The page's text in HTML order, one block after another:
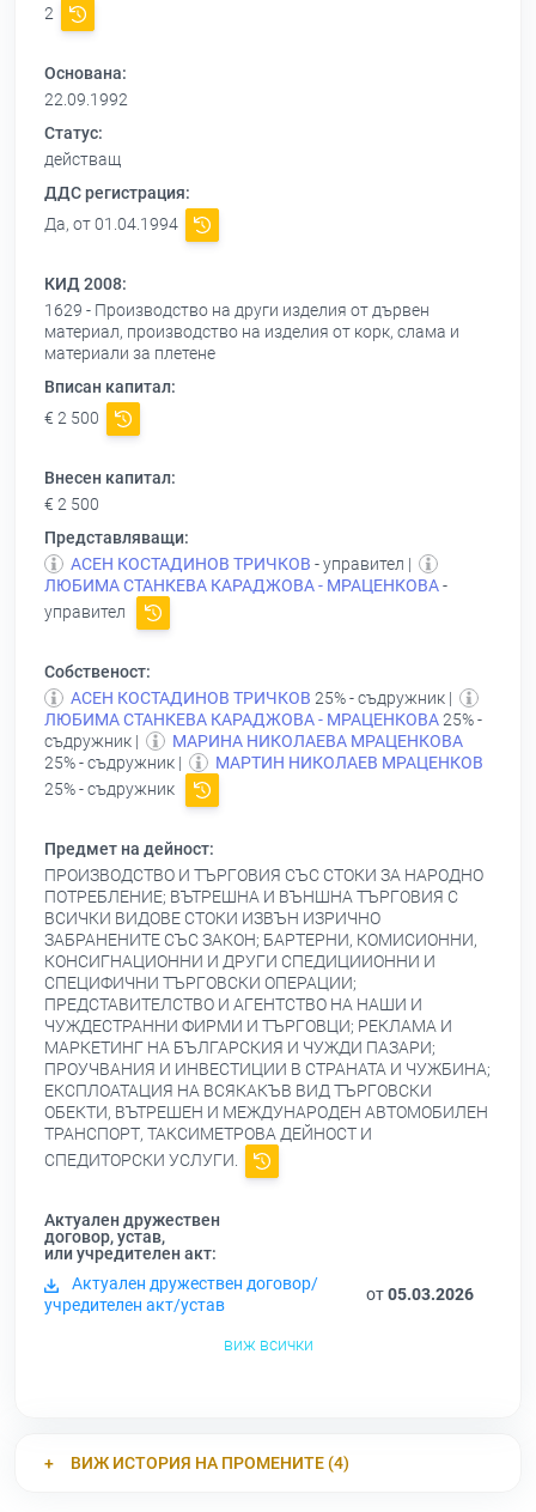
2
Основана:
22.09.1992
Статус:
действащ
ДДС регистрация:
Да, от 01.04.1994
КИД 2008:
1629 - Производство на други изделия от дървен
материал, производство на изделия от корк, слама и
материали за плетене
Вписан капитал:
€ 2 500
Внесен капитал:
€ 2 500
Представляващи:
АСЕН КОСТАДИНОВ ТРИЧКОВ - управител |
ЛЮБИМА СТАНКЕВА КАРАДЖОВА - МРАЦЕНКОВА-
управител
Собственост:
АСЕН КОСТАДИНОВ ТРИЧКОВ 25% - съдружник |
ЛЮБИМА СТАНКЕВА КАРАДЖОВА - МРАЦЕНКОВА25% -
съдружник |
МАРИНА НИКОЛАЕВА МРАЦЕНКОВА
25% - съдружник |
МАРТИН НИКОЛАЕВ МРАЦЕНКОВ
25% - съдружник
Предмет на дейност:
ПРОИЗВОДСТВО И ТЪРГОВИЯ СЪС СТОКИ ЗА НАРОДНО
ПОТРЕБЛЕНИЕ; ВЪТРЕШНА И ВЪНШНА ТЪРГОВИЯ С
ВСИЧКИ ВИДОВЕ СТОКИ ИЗВЪН ИЗРИЧНО
ЗАБРАНЕНИТЕ СЪС ЗАКОН; БАРТЕРНИ, КОМИСИОННИ,
КОНСИГНАЦИОННИ И ДРУГИ СПЕДИЦИИОННИ И
СПЕЦИФИЧНИ ТЪРГОВСКИ ОПЕРАЦИИ;
ПРЕДСТАВИТЕЛСТВО И АГЕНТСТВО НА НАШИ И
ЧУЖДЕСТРАННИ ФИРМИ И ТЪРГОВЦИ; РЕКЛАМА И
МАРКЕТИНГ НА БЪЛГАРСКИЯ И ЧУЖДИ ПАЗАРИ;
ПРОУЧВАНИЯ И ИНВЕСТИЦИИ В СТРАНАТА И ЧУЖБИНА;
ЕКСПЛОАТАЦИЯ НА ВСЯКАКЪВ ВИД ТЪРГОВСКИ
ОБЕКТИ, ВЪТРЕШЕН И МЕЖДУНАРОДЕН АВТОМОБИЛЕН
ТРАНСПОРТ, ТАКСИМЕТРОВА ДЕЙНОСТ И
СПЕДИТОРСКИ УСЛУГИ.
Актуален дружествен
договор, устав,
или учредителен акт:
Актуален дружествен договор/
учредителен акт/устав
от05.03.2026
виж всички
ВИЖ ИСТОРИЯ НА ПРОМЕНИТЕ (4)